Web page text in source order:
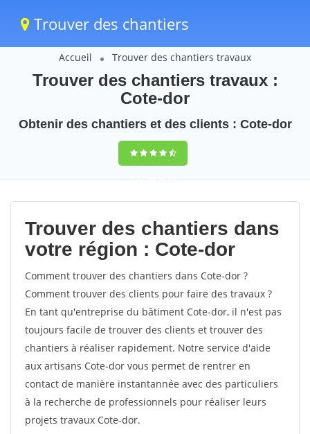
Trouver des chantiers
Accueil Trouver des chantiers travaux
Trouver des chantiers travaux :
Cote-dor
Obtenir des chantiers et des clients : Cote-dor
9,5(100%)63
votes
Trouver des chantiers dans
votre région : Cote-dor
Comment trouver des chantiers dans Cote-dor ?
Comment trouver des clients pour faire des travaux ?
En tant qu'entreprise du bâtiment Cote-dor, il n'est pas
toujours facile de trouver des clients et trouver des
chantiers à réaliser rapidement. Notre service d'aide
aux artisans Cote-dor vous permet de rentrer en
contact de manière instantannée avec des particuliers
à la recherche de professionnels pour réaliser leurs
projets travaux Cote-dor.